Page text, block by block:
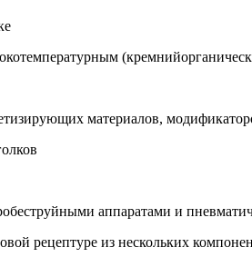
материалов,
аппаратами и
рецептуре из нескольких